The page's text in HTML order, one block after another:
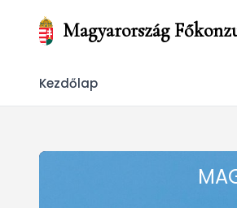
Magyarország
Kezdőlap